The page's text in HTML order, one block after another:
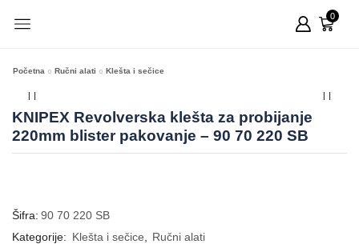
0
Početna Ručni alati Klešta i sečice
KNIPEX Revolverska klešta za probijanje
220mm blister pakovanje – 90 70 220 SB
Šifra: 90 70 220 SB
Kategorije: Klešta i sečice Ručni alati